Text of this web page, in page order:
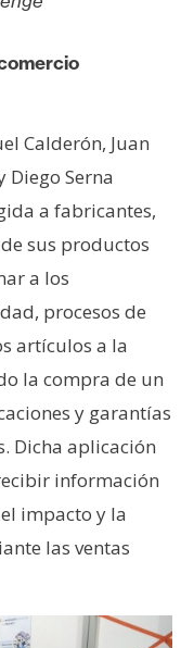
Calderón, Juan
Serna
a fabricantes,
sus productos
a los
procesos de
artículos a la
la compra de un
y garantías
Dicha aplicación
información
impacto y la
las ventas